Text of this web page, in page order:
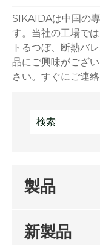
SIKAIDAは中国の
す。当社の工場で
トるつぼ、断熱バ
品にご興味がござ
さい。すぐにご連絡
製品
新製品